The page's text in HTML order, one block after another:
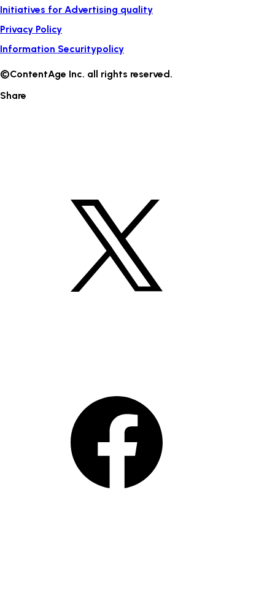
Initiatives for Advertising quality
Privacy Policy
Information Securitypolicy
©ContentAge Inc. all rights reserved.
Share